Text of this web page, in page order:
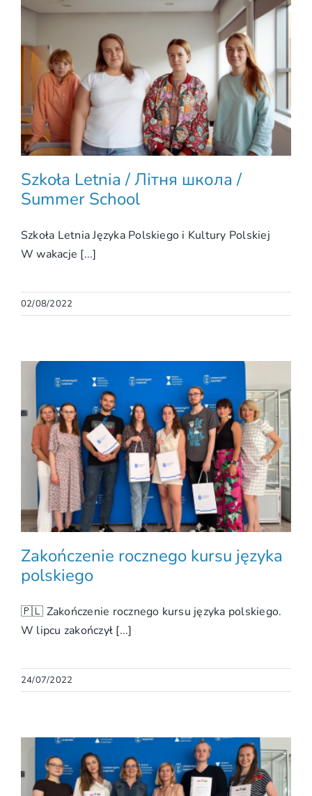
Szkoła Letnia / Літня школа /
Summer School
Szkoła Letnia Języka Polskiego i Kultury Polskiej
W wakacje [...]
02/08/2022
Zakończenie rocznego kursu języka
polskiego
🇵🇱 Zakończenie rocznego kursu języka polskiego.
W lipcu zakończył [...]
24/07/2022